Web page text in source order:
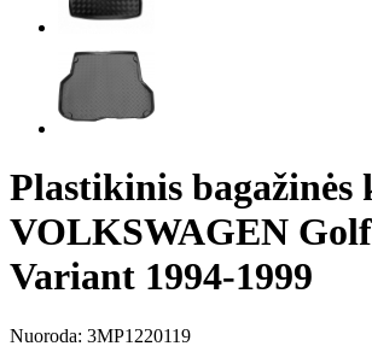
Plastikinis bagažinės
VOLKSWAGEN
Variant 1994-1999
Nuoroda: 3MP1220119